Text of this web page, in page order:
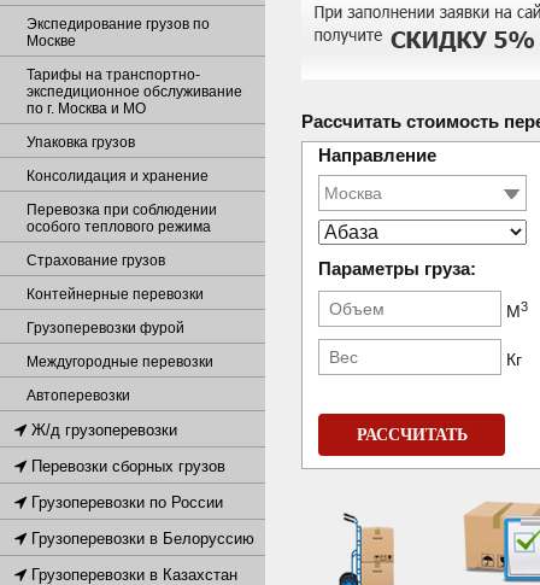
Рассчитать стоимость
Направление
Параметры груза:
М3
Кг
РАССЧИТАТЬ
Экспедирование грузов по
Москве
Тарифы на транспортно-
экспедиционное обслуживание
по г. Москва и МО
Упаковка грузов
Консолидация и хранение
Перевозка при соблюдении
особого теплового режима
Страхование грузов
Контейнерные перевозки
Грузоперевозки фурой
Междугородные перевозки
Автоперевозки
Ж/д грузоперевозки
Перевозки сборных грузов
Грузоперевозки по России
Грузоперевозки в Белоруссию
Грузоперевозки в Казахстан